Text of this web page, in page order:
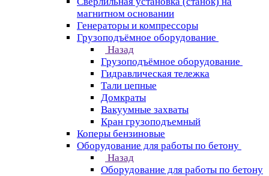
магнитном основании
Генераторы и компрессоры
Грузоподъёмное оборудование
Назад
Грузоподъёмное оборудование
Гидравлическая тележка
Тали цепные
Домкраты
Вакуумные захваты
Кран грузоподъемный
Коперы бензиновые
Оборудование для работы по бетону
Назад
Оборудование для работы по бетону